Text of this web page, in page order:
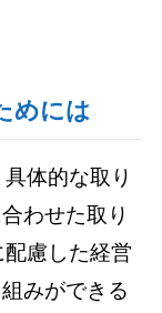
めには
体的な取り
わせた取り
慮した経営
みができる